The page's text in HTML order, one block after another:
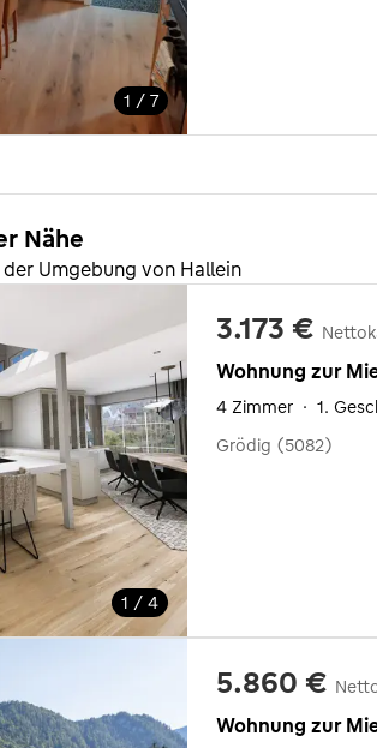
1 / 7
Nähe
Umgebung von Hallein
1 / 4
3.173 €
Wohnung zur
4 Zimmer · 1.
Grödig (5082)
5.860 €
Wohnung zur